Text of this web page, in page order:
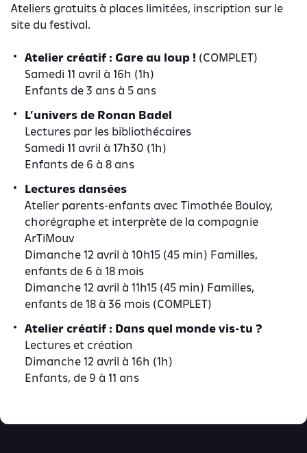
Ateliers gratuits à places limitées, inscription sur le
site du festival.
Atelier créatif : Gare au loup ! (COMPLET)
Samedi 11 avril à 16h (1h)
Enfants de 3 ans à 5 ans
L’univers de Ronan Badel
Lectures par les bibliothécaires
Samedi 11 avril à 17h30 (1h)
Enfants de 6 à 8 ans
Lectures dansées
Atelier parents-enfants avec Timothée Bouloy,
chorégraphe et interprète de la compagnie
ArTiMouv
Dimanche 12 avril à 10h15 (45 min) Familles,
enfants de 6 à 18 mois
Dimanche 12 avril à 11h15 (45 min) Familles,
enfants de 18 à 36 mois (COMPLET)
Atelier créatif : Dans quel monde vis-tu ?
Lectures et création
Dimanche 12 avril à 16h (1h)
Enfants, de 9 à 11 ans